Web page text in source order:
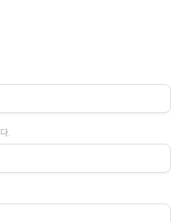
.